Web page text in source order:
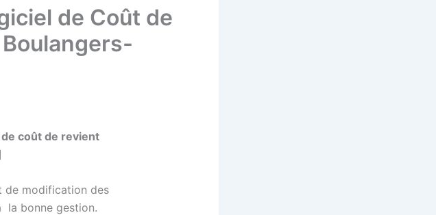
de Coût de
de coût de revient
de modification des
la bonne gestion.